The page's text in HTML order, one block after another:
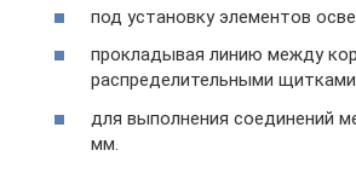
под установку элементов
прокладывая линию между
распределительными
для выполнения соединений
мм.